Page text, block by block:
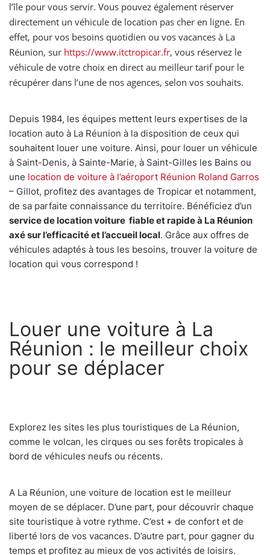
l’île pour vous servir. Vous pouvez également réserver
directement un véhicule de location pas cher en ligne. En
effet, pour vos besoins quotidien ou vos vacances à La
Réunion, sur https://www.itctropicar.fr, vous réservez le
véhicule de votre choix en direct au meilleur tarif pour le
récupérer dans l’une de nos agences, selon vos souhaits.
Depuis 1984, les équipes mettent leurs expertises de la
location auto à La Réunion à la disposition de ceux qui
souhaitent louer une voiture. Ainsi, pour louer un véhicule
à Saint-Denis, à Sainte-Marie, à Saint-Gilles les Bains ou
une location de voiture à l’aéroport Réunion Roland Garros
– Gillot, profitez des avantages de Tropicar et notamment,
de sa parfaite connaissance du territoire. Bénéficiez d’un
service de location voiture fiable et rapide à La Réunion
axé sur l’efficacité et l’accueil local. Grâce aux offres de
véhicules adaptés à tous les besoins, trouver la voiture de
location qui vous correspond !
Louer une voiture à La
Réunion : le meilleur choix
pour se déplacer
Explorez les sites les plus touristiques de La Réunion,
comme le volcan, les cirques ou ses forêts tropicales à
bord de véhicules neufs ou récents.
A La Réunion, une voiture de location est le meilleur
moyen de se déplacer. D’une part, pour découvrir chaque
site touristique à votre rythme. C’est + de confort et de
liberté lors de vos vacances. D’autre part, pour gagner du
temps et profitez au mieux de vos activités de loisirs.